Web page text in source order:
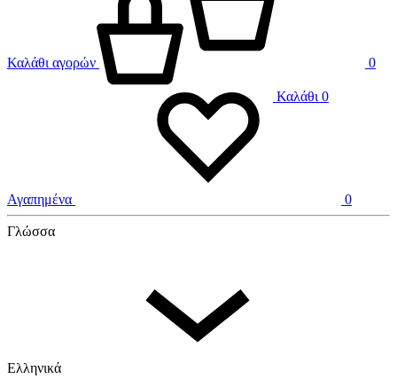
Καλάθι 0
Καλάθι αγορών 0
Αγαπημένα 0
Γλώσσα
Ελληνικά